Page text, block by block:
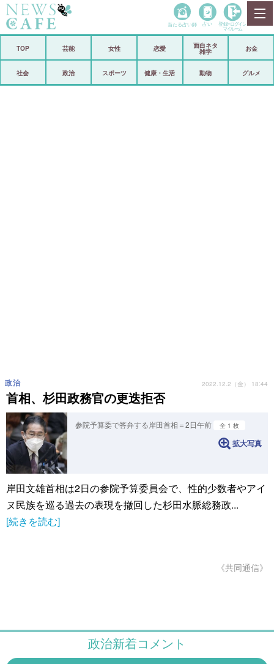
政治
当たる占い師 占い 登録• ログイン
マイルーム
TOP 芸能 女性 恋愛
面白ネタ
雑学
お金
社会 政治 スポーツ 健康・生活 動物 グルメ
首相、杉田政務官の更迭拒否
政治 2022.12.2（金） 18:44
参院予算委で答弁する岸田首相＝2日午前 全 1 枚
拡大写真
岸田文雄首相は2日の参院予算委員会で、性的少数者やアイ
ヌ民族を巡る過去の表現を撤回した杉田水脈総務政...
[続きを読む]
《共同通信》